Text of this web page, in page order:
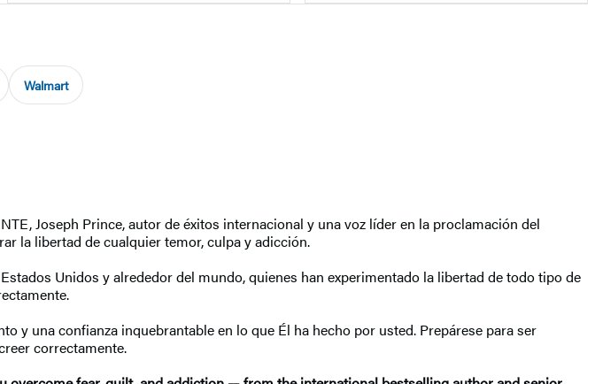
Walmart
Joseph Prince, autor de éxitos internacional y una voz líder en la proclamación del
la libertad de cualquier temor, culpa y adicción.
Unidos y alrededor del mundo, quienes han experimentado la libertad de todo tipo de
y una confianza inquebrantable en lo que Él ha hecho por usted. Prepárese para ser
correctamente.